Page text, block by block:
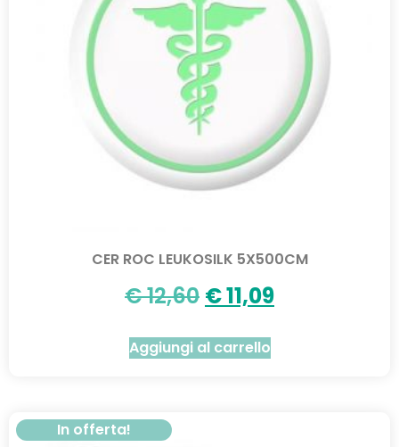
CER ROC LEUKOSILK 5X500CM
€12,60 €11,09
Aggiungi al carrello
In offerta!